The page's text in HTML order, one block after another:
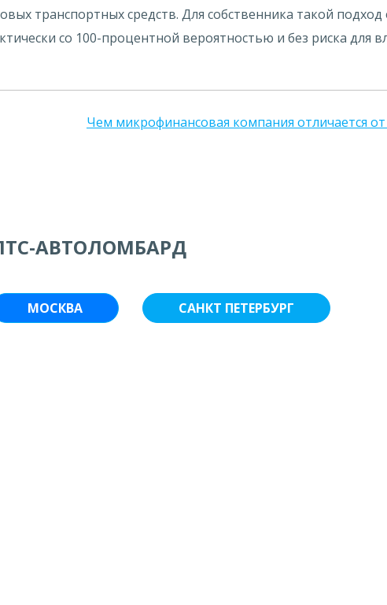
транспортных средств. Для собственника такой подход
со 100-процентной вероятностью и без риска для
Чем микрофинансовая компания отличается
АВТОЛОМБАРД
МОСКВА САНКТ ПЕТЕРБУРГ